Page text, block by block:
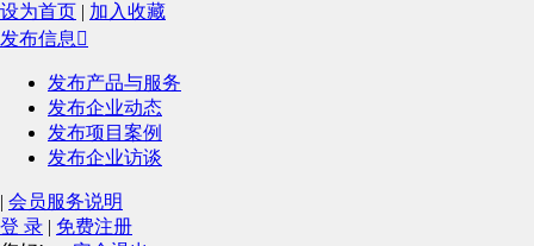
设为首页 | 加入收藏
发布信息 
发布产品与服务
发布企业动态
发布项目案例
发布企业访谈
| 会员服务说明
登 录 | 免费注册